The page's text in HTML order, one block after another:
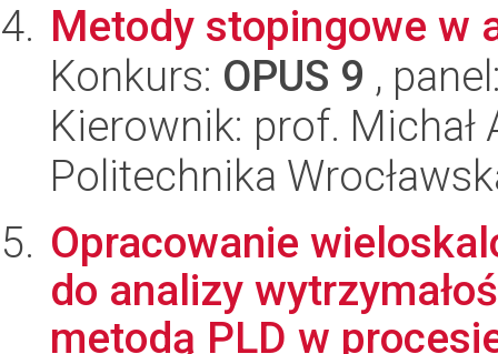
Metody stopingowe w
Konkurs: OPUS 9 ,
Kierownik: prof. Michał
Politechnika
Opracowanie
do analizy
metodą PLD w